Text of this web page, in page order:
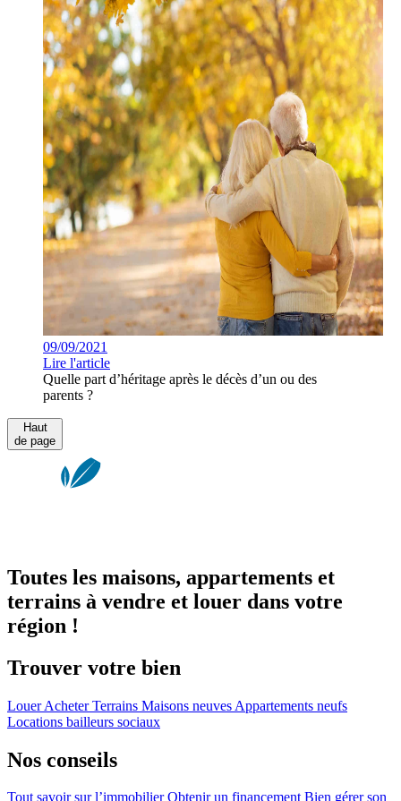
09/09/2021
Lire l'article
Quelle part d’héritage après le décès d’un ou des
parents ?
Haut
de page
Toutes les maisons, appartements et
terrains à vendre et louer dans votre
région !
Trouver votre bien
LouerAcheterTerrains Maisons neuves Appartements neufs
Locations bailleurs sociaux
Nos conseils
Tout savoir sur l’immobilierObtenir un financement Bien gérer son